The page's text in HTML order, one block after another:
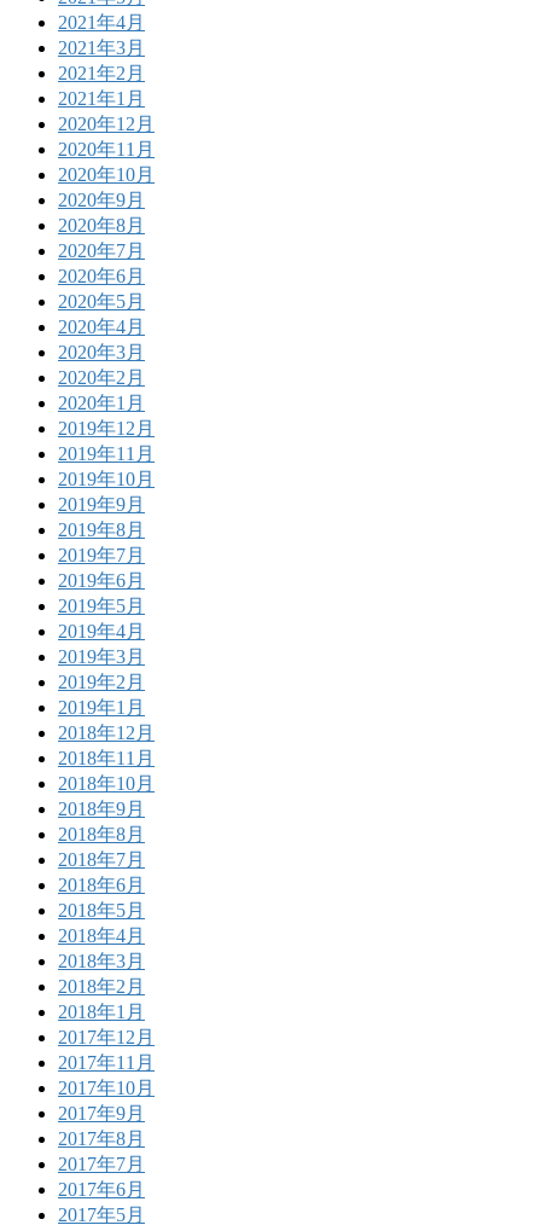
2021年4月
2021年3月
2021年2月
2021年1月
2020年12月
2020年11月
2020年10月
2020年9月
2020年8月
2020年7月
2020年6月
2020年5月
2020年4月
2020年3月
2020年2月
2020年1月
2019年12月
2019年11月
2019年10月
2019年9月
2019年8月
2019年7月
2019年6月
2019年5月
2019年4月
2019年3月
2019年2月
2019年1月
2018年12月
2018年11月
2018年10月
2018年9月
2018年8月
2018年7月
2018年6月
2018年5月
2018年4月
2018年3月
2018年2月
2018年1月
2017年12月
2017年11月
2017年10月
2017年9月
2017年8月
2017年7月
2017年6月
2017年5月